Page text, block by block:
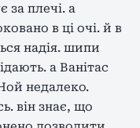
плечі. а
в ці очі. й в
надія. шипи
а Ванітас
недалеко.
він знає, що